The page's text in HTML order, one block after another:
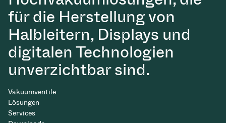
für die Herstellung von
Halbleitern, Displays und
digitalen Technologien
unverzichtbar sind.
Vakuumventile
Lösungen
Services